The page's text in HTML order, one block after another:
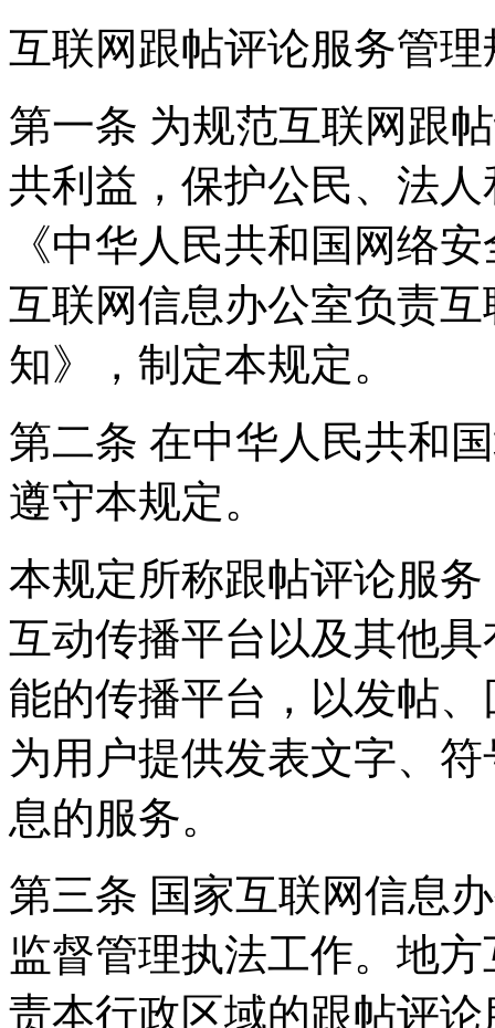
互联网跟帖评论服务管理
第一条 为规范互联网跟
共利益，保护公民、法
《中华人民共和国网络
互联网信息办公室负责
知》，制定本规定。
第二条 在中华人民共和
遵守本规定。
本规定所称跟帖评论服
互动传播平台以及其他
能的传播平台，以发帖
为用户提供发表文字、
息的服务。
第三条 国家互联网信息
监督管理执法工作。地
责本行政区域的跟帖评